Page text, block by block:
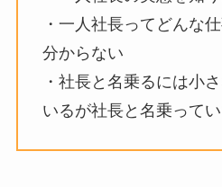
・一人社長ってどんな
分からない
・社長と名乗るには小
いるが社長と名乗って